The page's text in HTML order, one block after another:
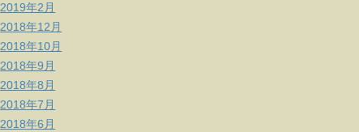
2019年2月
2018年12月
2018年10月
2018年9月
2018年8月
2018年7月
2018年6月